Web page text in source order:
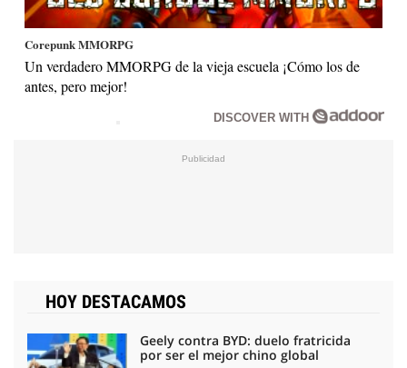
Corepunk MMORPG
Un verdadero MMORPG de la vieja escuela ¡Cómo los de
antes, pero mejor!
DISCOVER WITH
HOY DESTACAMOS
Geely contra BYD: duelo fratricida
por ser el mejor chino global